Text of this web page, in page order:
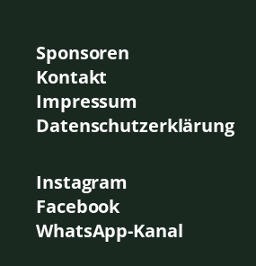
Sponsoren
Kontakt
Impressum
Datenschutzerklärung
Instagram
Facebook
WhatsApp-Kanal